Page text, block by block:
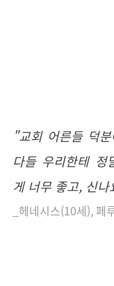
"교회 어른들 덕
다들 우리한테 정
게 너무 좋고, 신
_헤네시스(10세), 페